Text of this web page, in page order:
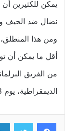
يمكن للكثيرين
نضال ضد الحيف
ومن هذا
أقل ما يمكن أن
من الفريق
الديمقراطية، يوم 18 أكتوبر 2022.”
فيسبوك تويتر